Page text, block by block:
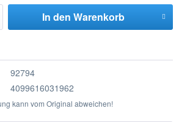
In den Warenkorb
92794
4099616031962
kann vom Original abweichen!